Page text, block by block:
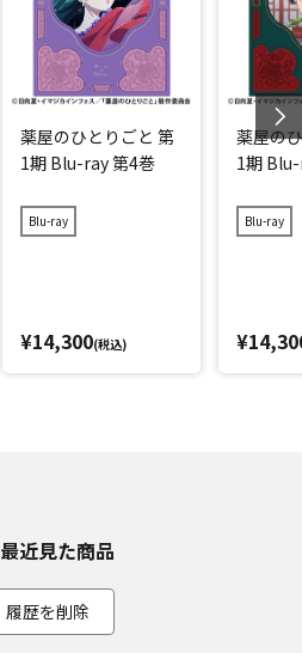
薬屋のひとりごと 第
1期 Blu-ray 第4巻
Blu-ray
¥14,300(税込)
薬屋の
1期
Blu-ray
最近見た商品
履歴を削除